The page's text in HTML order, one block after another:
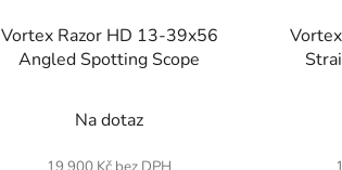
Vortex Razor HD 13-39x56
Angled Spotting Scope
Na dotaz